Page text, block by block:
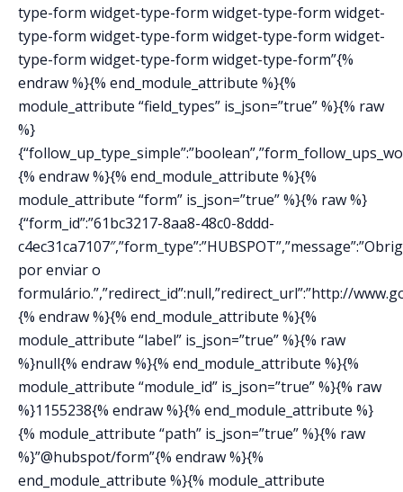
type-form widget-type-form widget-type-form widget-
type-form widget-type-form widget-type-form widget-
type-form widget-type-form widget-type-form”{%
endraw %}{% end_module_attribute %}{%
module_attribute “field_types” is_json=”true” %}{% raw
%}
{% endraw %}{% end_module_attribute %}{%
module_attribute “form” is_json=”true” %}{% raw %}
{“form_id”:”61bc3217-8aa8-48c0-8ddd-
por enviar o
formulário.”,”redirect_id”:null,”redirect_url”:”http://
{% endraw %}{% end_module_attribute %}{%
module_attribute “label” is_json=”true” %}{% raw
%}null{% endraw %}{% end_module_attribute %}{%
module_attribute “module_id” is_json=”true” %}{% raw
%}1155238{% endraw %}{% end_module_attribute %}
{% module_attribute “path” is_json=”true” %}{% raw
%}”@hubspot/form”{% endraw %}{%
end_module_attribute %}{% module_attribute